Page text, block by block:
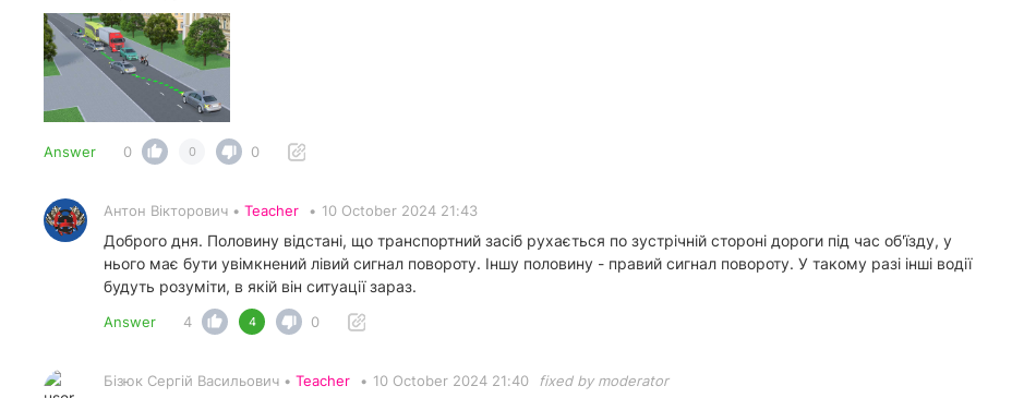
Answer 0 0 0
Антон Вікторович • Teacher • 10 October 2024 21:43
Доброго дня. Половину відстані, що транспортний засіб рухається по зустрічній стороні дороги під час об'їзду, у
нього має бути увімкнений лівий сигнал повороту. Іншу половину - правий сигнал повороту. У такому разі інші водії
будуть розуміти, в якій він ситуації зараз.
Answer 4 4 0
Бізюк Сергій Васильович • Teacher • 10 October 2024 21:40 fixed by moderator